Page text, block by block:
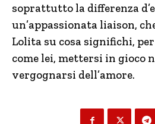
soprattutto la differenza
un’appassionata liaison,
Lolita su cosa significhi,
come lei, mettersi in gioco
vergognarsi dell’amore.